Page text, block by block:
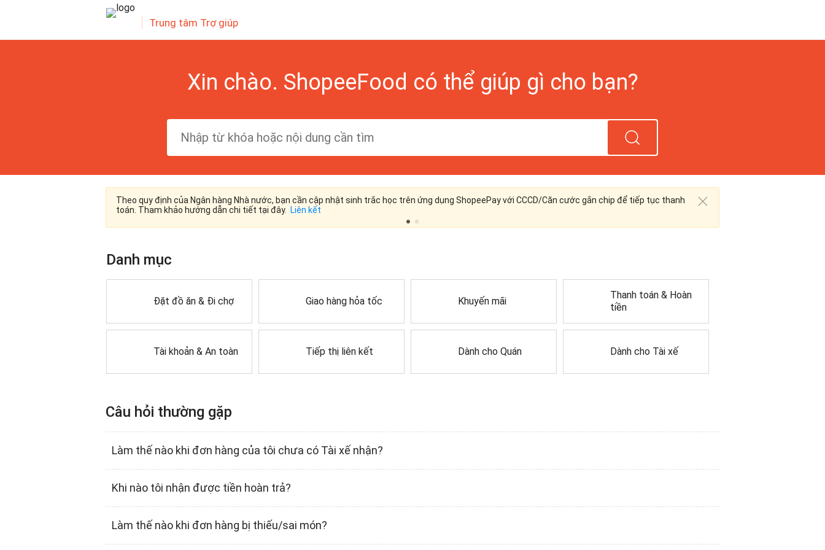
Trung tâm Trợ giúp
Xin chào. ShopeeFood có thể giúp gì cho bạn?
Theo quy định của Ngân hàng Nhà nước, bạn cần cập nhật sinh trắc học trên ứng dụng ShopeePay với CCCD/Căn cước gắn chip để tiếp tục thanh
toán. Tham khảo hướng dẫn chi tiết tại đây.
Liên kết
Danh mục
Đặt đồ ăn & Đi chợ Giao hàng hỏa tốc Khuyến mãi
Thanh toán & Hoàn
tiền
Tài khoản & An toàn Tiếp thị liên kết Dành cho Quán Dành cho Tài xế
Câu hỏi thường gặp
Làm thế nào khi đơn hàng của tôi chưa có Tài xế nhận?
Khi nào tôi nhận được tiền hoàn trả?
Làm thế nào khi đơn hàng bị thiếu/sai món?